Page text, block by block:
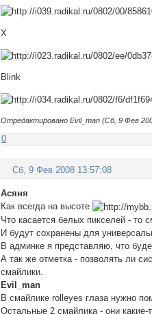
X
Blink
Отредактировано Evil_man (Сб, 9 Фев
0
Сб, 9 Фев 2008 13:57:08
Асяня
Как всегда на высоте
Что касается белых пикселей - то
И будут сохранены для
В админке я представляю, что
А так же отметка - позволять ли
смайлики.
Evil_man
В смайлике rolleyes глаза нужно
Остальные 2 смайлика - они какие-